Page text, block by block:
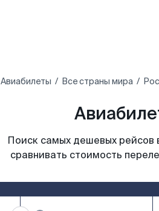
Авиабилеты Все страны мира
Поиск самых дешевых рейсов
сравнивать стоимость